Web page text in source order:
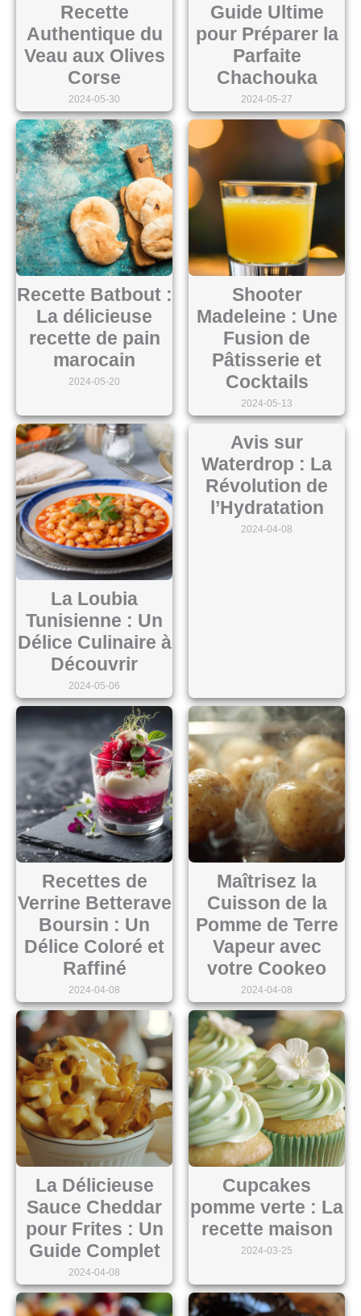
Recette
Authentique du
Veau aux Olives
Corse
2024-05-30
Guide Ultime
pour Préparer la
Parfaite
Chachouka
2024-05-27
Recette Batbout :
La délicieuse
recette de pain
marocain
2024-05-20
Shooter
Madeleine : Une
Fusion de
Pâtisserie et
Cocktails
2024-05-13
La Loubia
Tunisienne : Un
Délice Culinaire à
Découvrir
2024-05-06
Avis sur
Waterdrop : La
Révolution de
l’Hydratation
2024-04-08
Recettes de
Verrine Betterave
Boursin : Un
Délice Coloré et
Raffiné
2024-04-08
Maîtrisez la
Cuisson de la
Pomme de Terre
Vapeur avec
votre Cookeo
2024-04-08
La Délicieuse
Sauce Cheddar
pour Frites : Un
Guide Complet
2024-04-08
Cupcakes
pomme verte : La
recette maison
2024-03-25